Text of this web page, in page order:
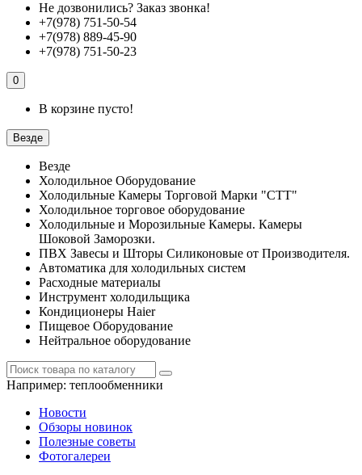
Не дозвонились? Заказ звонка!
+7(978) 751-50-54
+7(978) 889-45-90
+7(978) 751-50-23
0
В корзине пусто!
Везде
Везде
Холодильное Оборудование
Холодильные Камеры Торговой Марки "СТТ"
Холодильное торговое оборудование
Холодильные и Морозильные Камеры. Камеры
Шоковой Заморозки.
ПВХ Завесы и Шторы Силиконовые от Производителя.
Автоматика для холодильных систем
Расходные материалы
Инструмент холодильщика
Кондиционеры Haier
Пищевое Оборудование
Нейтральное оборудование
Например: теплообменники
Новости
Обзоры новинок
Полезные советы
Фотогалереи